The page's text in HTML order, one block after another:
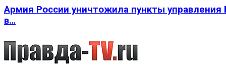
Армия России уничтожила пункты
в…